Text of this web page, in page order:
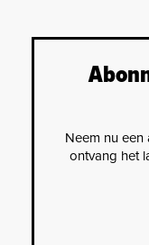
Neem nu
ontvang het